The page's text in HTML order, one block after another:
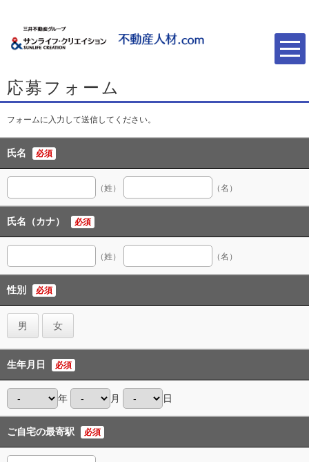
応募フォーム
フォームに入力して送信してください。
氏名 必須
（姓） （名）
氏名（カナ） 必須
（姓） （名）
性別 必須
男 女
生年月日 必須
年 月 日
ご自宅の最寄駅 必須